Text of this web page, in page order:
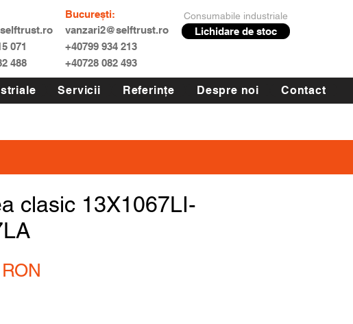
071
488
București:
vanzari2@selftrust.ro
+40799 934 213
+40728 082 493
Consumabile industriale
Lichidare de stoc
Servicii Referințe Despre noi Contact
clasic 13X1067LI-